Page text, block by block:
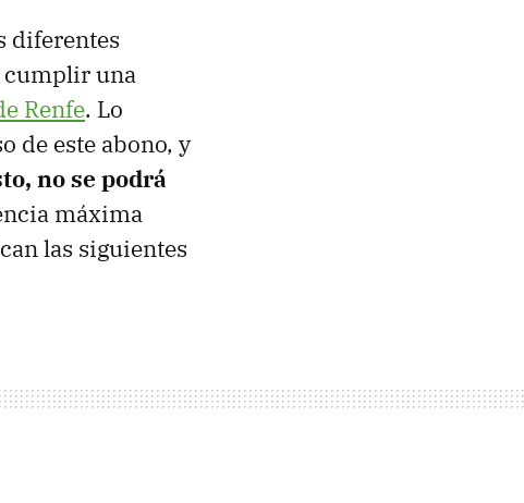
diferentes
cumplir una
Renfe. Lo
de este abono, y
no se podrá
máxima
las siguientes